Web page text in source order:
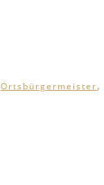
Ortsbürgermeister